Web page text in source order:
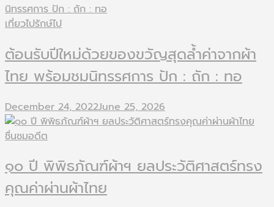
เที่ยวไปรักษ์ไป
ต้อนรับปีใหม่ด้วยของขวัญสุดล้ำค่าจากผ้า
ไทย พร้อมชมนิทรรศการ ปัก : ถัก : ทอ
December 24, 2022June 25, 2026
ชื่นชมอดีต
๑๐ ปี พิพิธภัณฑ์ผ้าฯ ยลประวัติศาสตร์ทรง
คุณค่าผ่านผ้าไทย